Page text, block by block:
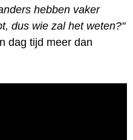
hebben vaker
dus wie zal het weten?"
dag tijd meer dan